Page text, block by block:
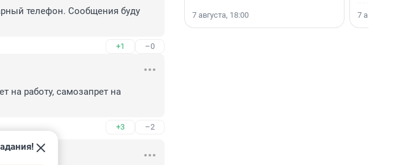
телефон. Сообщения буду
+1 –0
на работу, самозапрет на
+3 –2
7 августа, 18:00
7